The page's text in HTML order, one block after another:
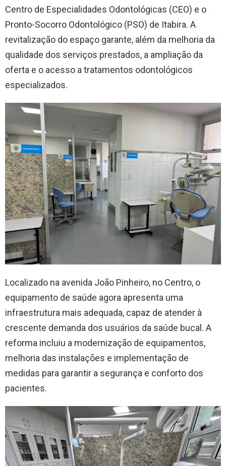
Centro de Especialidades Odontológicas (CEO) e o
Pronto-Socorro Odontológico (PSO) de Itabira. A
revitalização do espaço garante, além da melhoria da
qualidade dos serviços prestados, a ampliação da
oferta e o acesso a tratamentos odontológicos
especializados.
Localizado na avenida João Pinheiro, no Centro, o
equipamento de saúde agora apresenta uma
infraestrutura mais adequada, capaz de atender à
crescente demanda dos usuários da saúde bucal. A
reforma incluiu a modernização de equipamentos,
melhoria das instalações e implementação de
medidas para garantir a segurança e conforto dos
pacientes.